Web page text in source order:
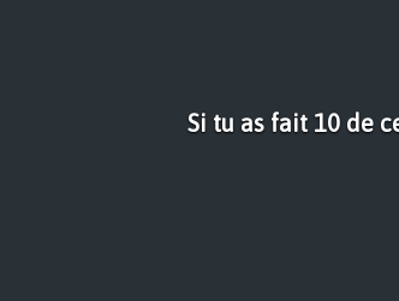
Si tu as fait 10 de